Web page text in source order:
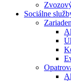
Sociálne